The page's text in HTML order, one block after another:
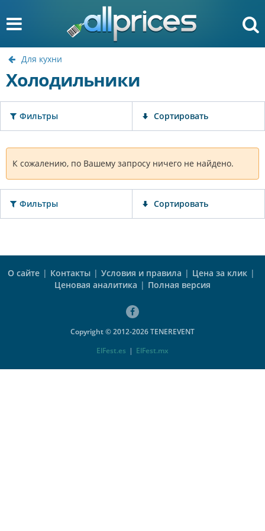
Для кухни
Холодильники
Фильтры Сортировать
К сожалению, по Вашему запросу ничего не найдено.
Фильтры Сортировать
О сайте | Контакты | Условия и правила | Цена за клик |
Ценовая аналитика | Полная версия
Copyright © 2012-2026 TENEREVENT
ElFest.es | ElFest.mx